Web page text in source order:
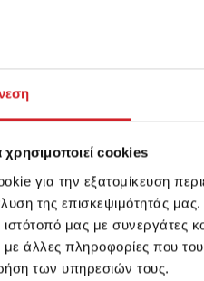
χρησιμοποιεί cookies
για την εξατομίκευση
της επισκεψιμότητάς
ιστότοπό μας με
άλλες πληροφορίες που
των υπηρεσιών τους.
παλέτα αποχρώσεων,
τύπο κατοικίας,
διαμόρφωση χώρων με
ταυτότητα κάθε χώρου.
είναι διαθέσιμη και στο
για τις επιλογές
Paints επιβεβαιώνει
που μετατρέπουν την